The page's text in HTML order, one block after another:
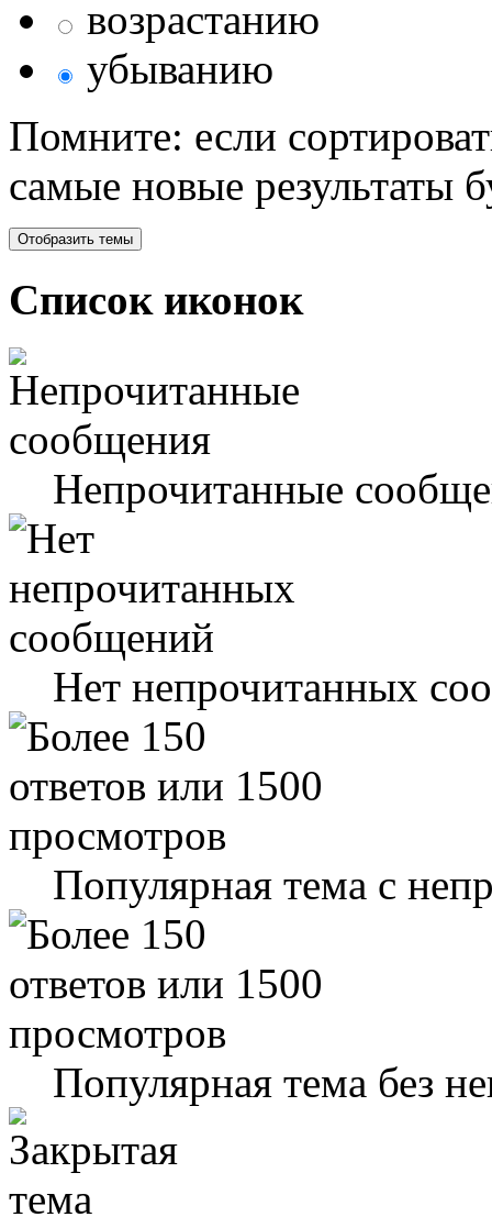
возрастанию
убыванию
Помните: если
самые новые результаты
Список иконок
Непрочитанные
Нет непрочитанных
Популярная тема с
Популярная тема без